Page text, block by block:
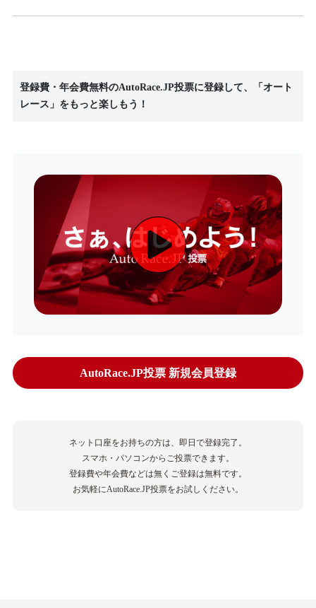
登録費・年会費無料のAutoRace.JP投票に登録して、「オート
レース」をもっと楽しもう！
AutoRace.JP投票 新規会員登録
ネット口座をお持ちの方は、即日で登録完了。
スマホ・パソコンからご投票できます。
登録費や年会費などは無くご登録は無料です。
お気軽にAutoRace.JP投票をお試しください。